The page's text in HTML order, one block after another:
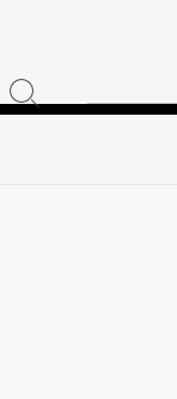
検